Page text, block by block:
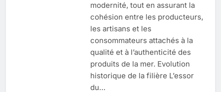
modernité, tout en assurant la
cohésion entre les producteurs,
les artisans et les
consommateurs attachés à la
qualité et à l’authenticité des
produits de la mer. Evolution
historique de la filière L’essor
du…